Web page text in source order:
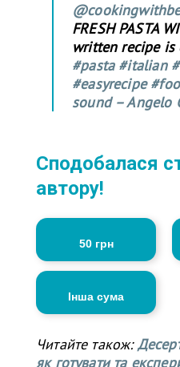
FRESH PASTA
written recipe
#pasta #italian
#easyrecipe
sound – Angelo
Сподобалася
автору!
50 грн
Інша сума
Читайте також:
як готувати та